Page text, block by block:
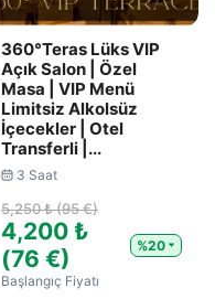
360°Teras Lüks VIP
Açık Salon | Özel
Masa | VIP Menü
Limitsiz Alkolsüz
İçecekler | Otel
Transferli |...
3 Saat
5,250 ₺ (95 €)
4,200 ₺
(76 €)
%20
Başlangıç Fiyatı